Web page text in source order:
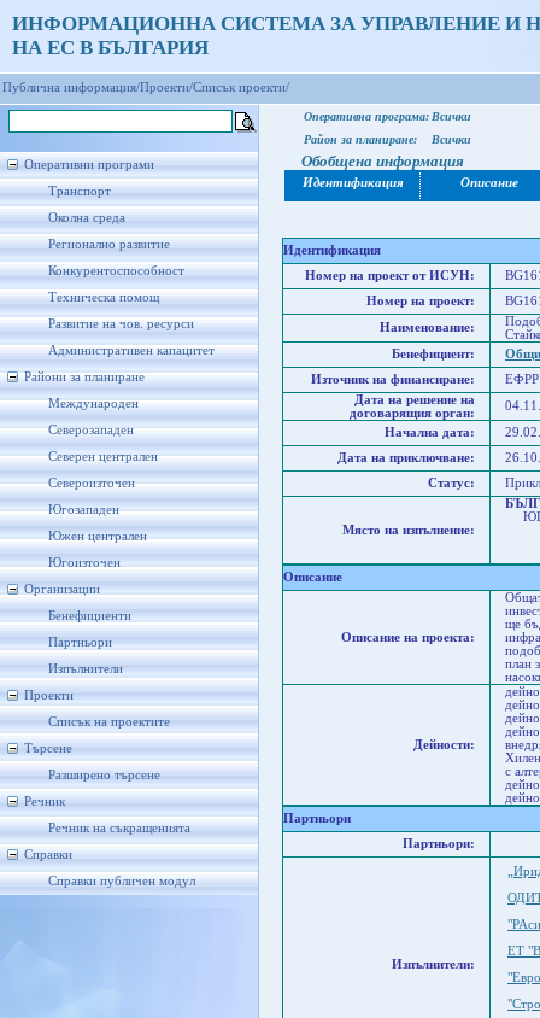
ИНФОРМАЦИОННА СИСТЕМА ЗА УПРАВЛЕНИЕ И
НА ЕС В БЪЛГАРИЯ
Публична информация/Проекти/Списък проекти/
Оперативни програми
Транспорт
Околна среда
Регионално развитие
Конкурентоспособност
Техническа помощ
Развитие на чов. ресурси
Административен капацитет
Райони за планиране
Международен
Северозападен
Северен централен
Североизточен
Югозападен
Южен централен
Югоизточен
Организации
Бенефициенти
Партньори
Изпълнители
Проекти
Списък на проектите
Търсене
Разширено търсене
Речник
Речник на съкращенията
Справки
Справки публичен модул
Оперативна програма: Всички
Район за планиране:
Всички
Обобщена информация
Идентификация Описание
Идентификация
Номер на проект от ИСУН:
Номер на проект:
Наименование:
Бенефициент:
Източник на финансиране:
Дата на решение на
договарящия орган:
Начална дата:
Дата на приключване:
Статус:
Място на изпълнение:
Описание
Описание на проекта:
ще
план
Дейности:
с
Партньори
Партньори:
Изпълнители:
ЕТ